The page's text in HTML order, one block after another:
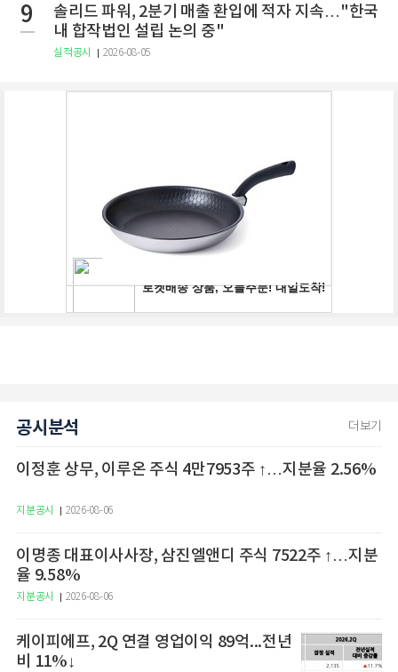
9
솔리드 파워, 2분기 매출 환입에 적자 지속…"한국
내 합작법인 설립 논의 중"
실적공시 2026-08-05
공시분석 더보기
이정훈 상무, 이루온 주식 4만7953주 ↑…지분율 2.56%
지분공시 2026-08-06
이명종 대표이사사장, 삼진엘앤디 주식 7522주 ↑…지분
율 9.58%
지분공시 2026-08-06
케이피에프, 2Q 연결 영업이익 89억...전년
비 11%↓